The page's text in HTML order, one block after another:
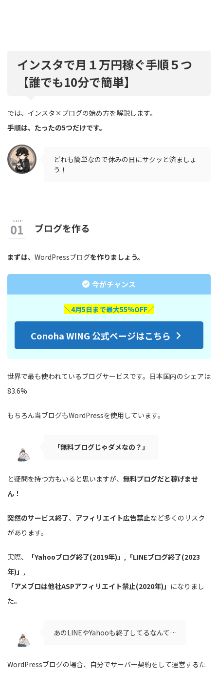
インスタで月１万円稼ぐ手順５つ
【誰でも10分で簡単】
では、インスタ×ブログの始め方を解説します。
手順は、たったの5つだけです。
どれも簡単なので休みの日にサクッと済ましょ
う！
ブログを作る
まずは、 WordPressブログを作りましょう。
今がチャンス
＼4月5日まで最大55％OFF／
Conoha WING 公式ページはこちら
世界で最も使われているブログサービスです。日本国内のシェアは
83.6%
もちろん当ブログもWordPressを使用しています。
「無料ブログじゃダメなの？」
と疑問を持つ方もいると思いますが、 無料ブログだと稼げませ
ん！
突然のサービス終了、 アフィリエイト広告禁止など多くのリスク
があります。
実際、 「Yahooブログ終了(2019年)」 , 「LINEブログ終了(2023
年)」 ,
「アメブロは他社ASPアフィリエイト禁止(2020年)」 になりまし
た。
あのLINEやYahooも終了してるなんて…
WordPressブログの場合、自分でサーバー契約をして運営するた